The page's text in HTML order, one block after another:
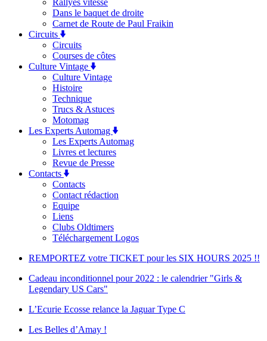
Rallyes vitesse
Dans le baquet de droite
Carnet de Route de Paul Fraikin
Circuits
Circuits
Courses de côtes
Culture Vintage
Culture Vintage
Histoire
Technique
Trucs & Astuces
Motomag
Les Experts Automag
Les Experts Automag
Livres et lectures
Revue de Presse
Contacts
Contacts
Contact rédaction
Equipe
Liens
Clubs Oldtimers
Téléchargement Logos
REMPORTEZ votre TICKET pour les SIX HOURS 2025 !!
Cadeau inconditionnel pour 2022 : le calendrier "Girls &
Legendary US Cars"
L’Ecurie Ecosse relance la Jaguar Type C
Les Belles d’Amay !